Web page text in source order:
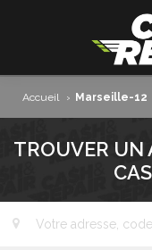
Accueil › Marseille-12
TROUVER UN